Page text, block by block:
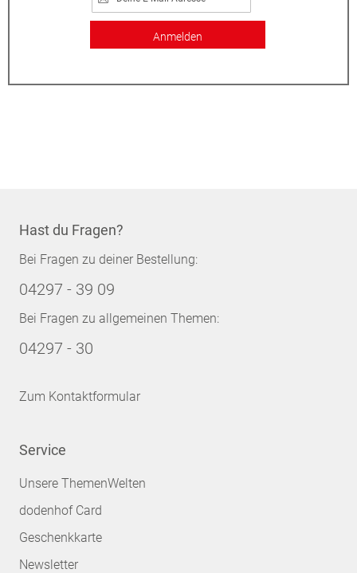
Anmelden
Hast du Fragen?
Bei Fragen zu deiner Bestellung:
04297 - 39 09
Bei Fragen zu allgemeinen Themen:
04297 - 30
Zum Kontaktformular
Service
Unsere ThemenWelten
dodenhof Card
Geschenkkarte
Newsletter